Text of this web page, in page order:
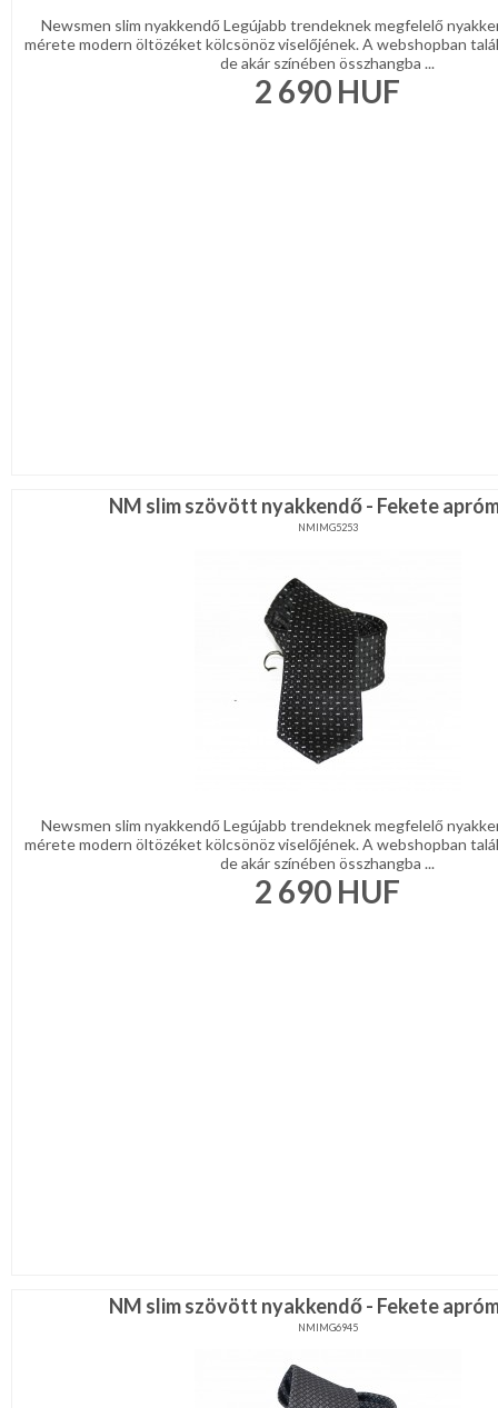
Newsmen slim nyakkendő Legújabb trendeknek megfelelő
mérete modern öltözéket kölcsönöz viselőjének. A webshopban
de akár színében összhangba ...
2 690 HUF
NM slim szövött nyakkendő - Fekete
NMIMG5253
Newsmen slim nyakkendő Legújabb trendeknek megfelelő
mérete modern öltözéket kölcsönöz viselőjének. A webshopban
de akár színében összhangba ...
2 690 HUF
NM slim szövött nyakkendő - Fekete
NMIMG6945